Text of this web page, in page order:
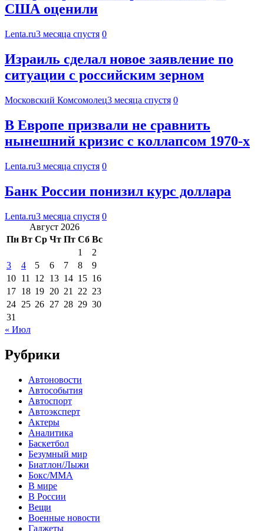
США оценили
Lenta.ru3 месяца спустя 0
Израиль сделал новое заявление по
ситуации с российским зерном
Московский Комсомолец3 месяца спустя 0
В Европе призвали не сравнить
нынешний кризис с коллапсом 1970-х
Lenta.ru3 месяца спустя 0
Банк России понизил курс доллара
Lenta.ru3 месяца спустя 0
Август 2026
Пн Вт Ср Чт Пт Сб Вс
1
2
3
4 5 6 7 8
9
10 11 12 13 14 15 16
17 18 19 20 21 22 23
24 25 26 27 28 29 30
31
« Июл
Рубрики
Автоновости
Автособытия
Автоспорт
Автоэксперт
Актеры
Аналитика
Баскетбол
Безумный мир
Биатлон/Лыжи
Бокс/MMA
В мире
В России
Вещи
Военные новости
Гаджеты